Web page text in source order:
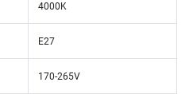
4000K
E27
170-265V